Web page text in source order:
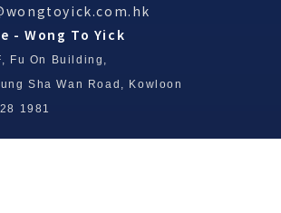
- Wong To Yick
Fu On Building,
Sha Wan Road, Kowloon
1981